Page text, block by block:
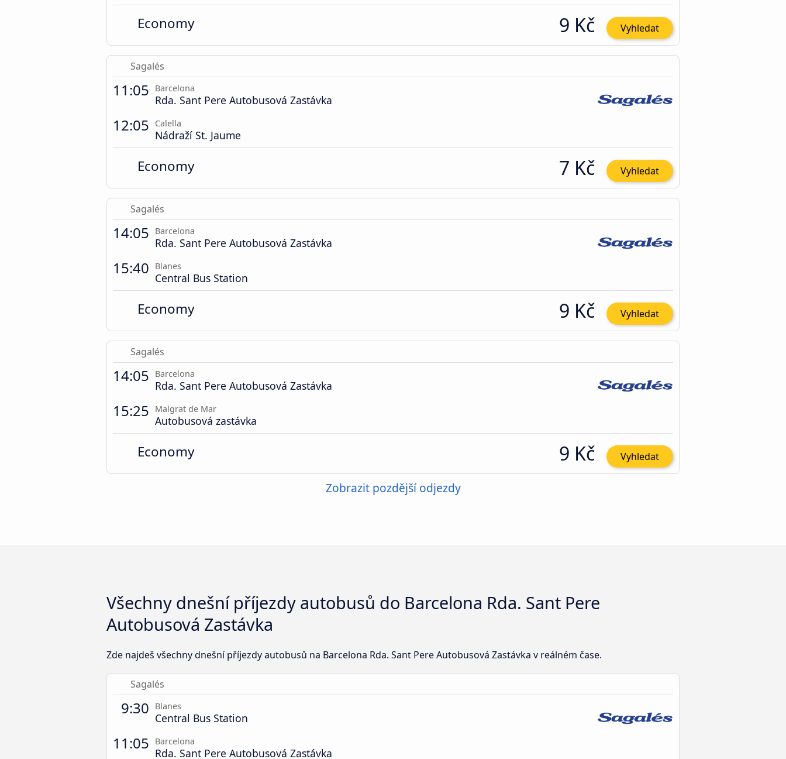
Economy 9 Kč Vyhledat
Sagalés
11:05 Barcelona
Rda. Sant Pere Autobusová Zastávka
12:05 Calella
Nádraží St. Jaume
Economy 7 Kč Vyhledat
Sagalés
14:05 Barcelona
Rda. Sant Pere Autobusová Zastávka
15:40 Blanes
Central Bus Station
Economy 9 Kč Vyhledat
Sagalés
14:05 Barcelona
Rda. Sant Pere Autobusová Zastávka
15:25 Malgrat de Mar
Autobusová zastávka
Economy 9 Kč Vyhledat
Zobrazit pozdější odjezdy
Všechny dnešní příjezdy autobusů do Barcelona Rda. Sant Pere
Autobusová Zastávka
Zde najdeš všechny dnešní příjezdy autobusů na Barcelona Rda. Sant Pere Autobusová Zastávka v reálném čase.
Sagalés
9:30 Blanes
Central Bus Station
11:05 Barcelona
Rda. Sant Pere Autobusová Zastávka